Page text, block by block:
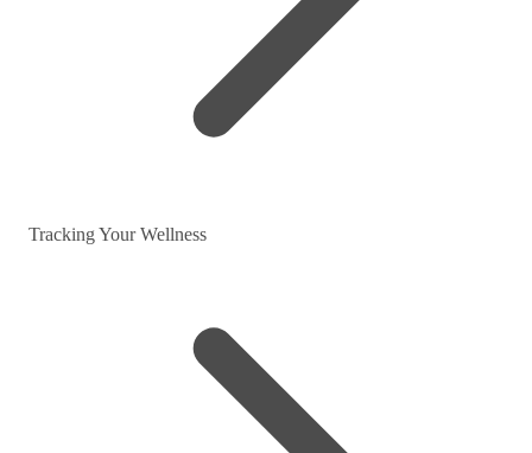
Tracking Your Wellness